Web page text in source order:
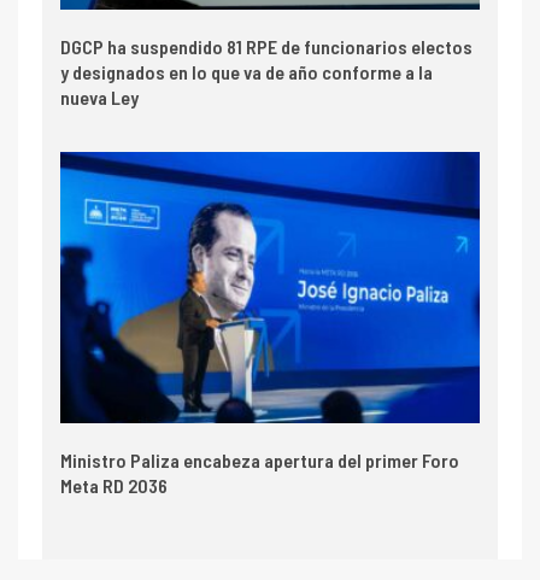
DGCP ha suspendido 81 RPE de funcionarios electos
y designados en lo que va de año conforme a la
nueva Ley
Ministro Paliza encabeza apertura del primer Foro
Meta RD 2036